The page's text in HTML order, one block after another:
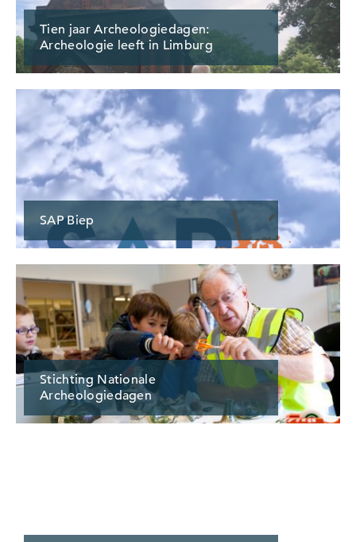
Tien jaar Archeologiedagen:
Archeologie leeft in Limburg
SAP Biep
Stichting Nationale
Archeologiedagen